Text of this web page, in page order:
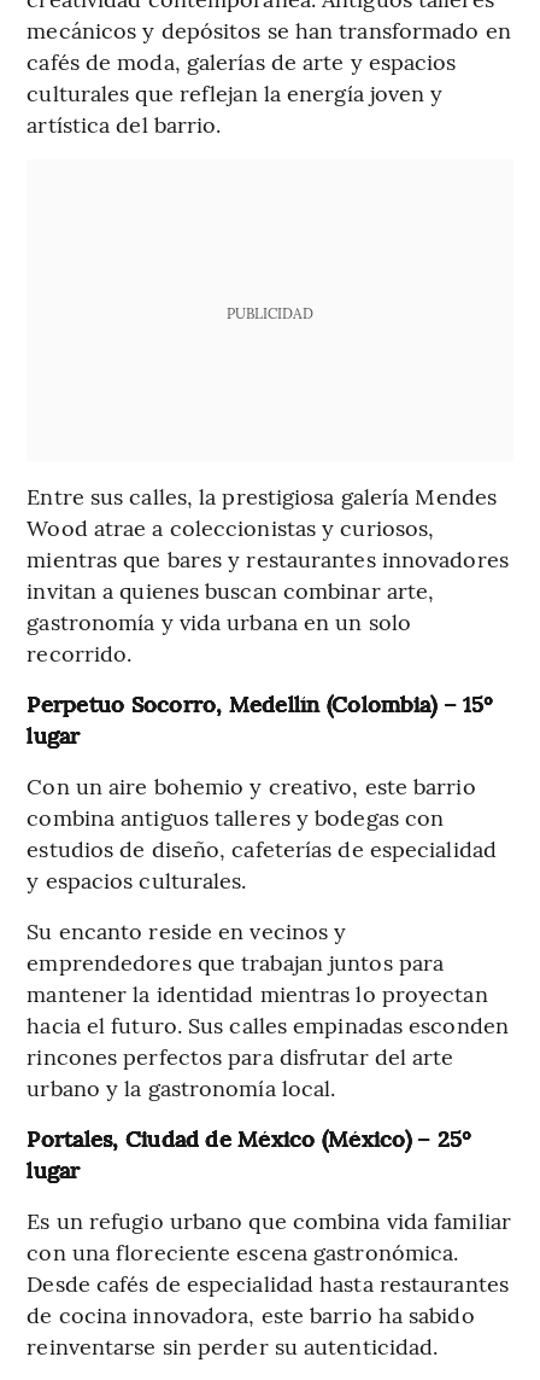
mecánicos y depósitos se han transformado en
cafés de moda, galerías de arte y espacios
culturales que reflejan la energía joven y
artística del barrio.
PUBLICIDAD
Entre sus calles, la prestigiosa galería Mendes
Wood atrae a coleccionistas y curiosos,
mientras que bares y restaurantes innovadores
invitan a quienes buscan combinar arte,
gastronomía y vida urbana en un solo
recorrido.
Perpetuo Socorro, Medellín (Colombia) – 15º
lugar
Con un aire bohemio y creativo, este barrio
combina antiguos talleres y bodegas con
estudios de diseño, cafeterías de especialidad
y espacios culturales.
Su encanto reside en vecinos y
emprendedores que trabajan juntos para
mantener la identidad mientras lo proyectan
hacia el futuro. Sus calles empinadas esconden
rincones perfectos para disfrutar del arte
urbano y la gastronomía local.
Portales, Ciudad de México (México) – 25º
lugar
Es un refugio urbano que combina vida familiar
con una floreciente escena gastronómica.
Desde cafés de especialidad hasta restaurantes
de cocina innovadora, este barrio ha sabido
reinventarse sin perder su autenticidad.